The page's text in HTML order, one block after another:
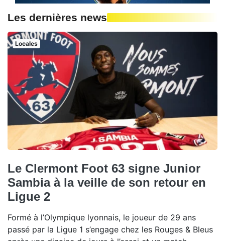
Les dernières news
Locales
Le Clermont Foot 63 signe Junior
Sambia à la veille de son retour en
Ligue 2
Formé à l’Olympique lyonnais, le joueur de 29 ans
passé par la Ligue 1 s’engage chez les Rouges & Bleus